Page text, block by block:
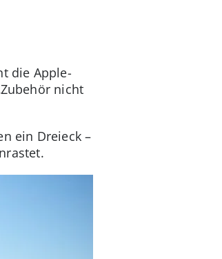
die Apple-
nicht
ein Dreieck –